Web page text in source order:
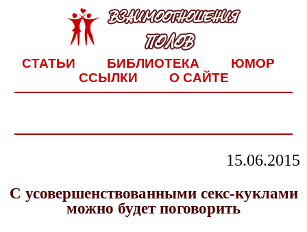
СТАТЬИ БИБЛИОТЕКА
ЮМОР
ССЫЛКИ
О САЙТЕ
15.06.2015
С усовершенствованными секс-куклами
можно будет поговорить